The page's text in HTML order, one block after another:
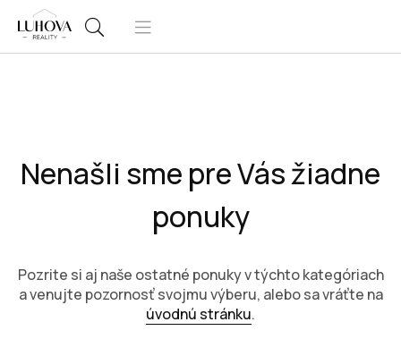
Nenašli sme pre Vás žiadne
ponuky
Pozrite si aj naše ostatné ponuky v týchto kategóriach
a venujte pozornosť svojmu výberu, alebo sa vráťte na
úvodnú stránku.